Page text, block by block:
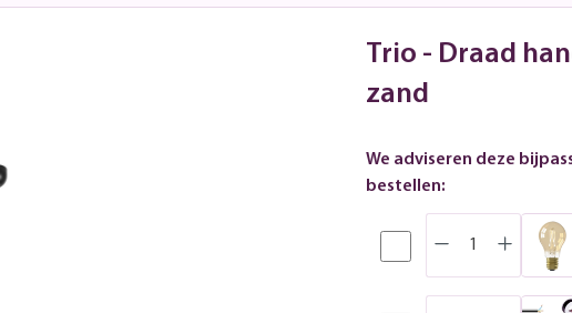
Trio - Draad
zand
We adviseren deze
bestellen: